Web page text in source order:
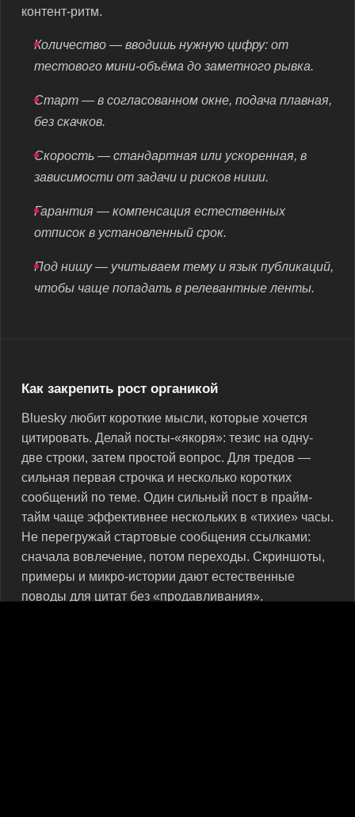
контент-ритм.
Количество — вводишь нужную цифру: от
тестового мини-объёма до заметного рывка.
Старт — в согласованном окне, подача плавная,
без скачков.
Скорость — стандартная или ускоренная, в
зависимости от задачи и рисков ниши.
Гарантия — компенсация естественных
отписок в установленный срок.
Под нишу — учитываем тему и язык публикаций,
чтобы чаще попадать в релевантные ленты.
Как закрепить рост органикой
Bluesky любит короткие мысли, которые хочется
цитировать. Делай посты-«якоря»: тезис на одну-
две строки, затем простой вопрос. Для тредов —
сильная первая строчка и несколько коротких
сообщений по теме. Один сильный пост в прайм-
тайм чаще эффективнее нескольких в «тихие» часы.
Не перегружай стартовые сообщения ссылками:
сначала вовлечение, потом переходы. Скриншоты,
примеры и микро-истории дают естественные
поводы для цитат без «продавливания».